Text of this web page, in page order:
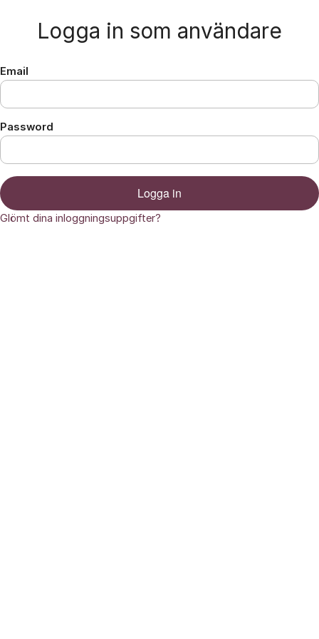
Logga in som användare
Email
Password
Logga in
Glömt dina inloggningsuppgifter?